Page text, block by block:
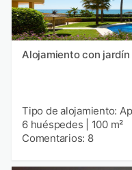
Alojamiento con
Tipo de alojamiento:
6 huéspedes
100 m²
Comentarios: 8